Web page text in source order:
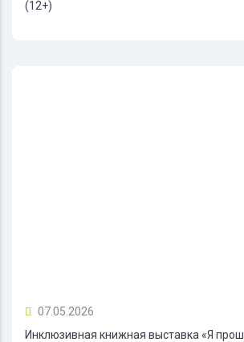
(12+)
07.05.2026
Инклюзивная книжная выставка «Я